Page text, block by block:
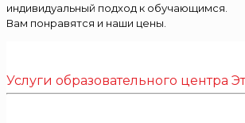
индивидуальный подход к обучающимся.
Вам понравятся и наши цены.
Услуги образовательного центра